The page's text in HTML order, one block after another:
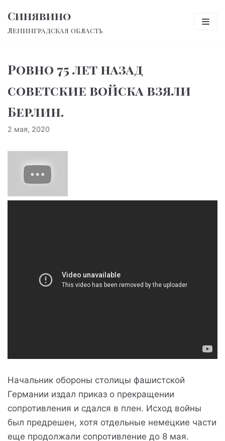
Перейти
к
Синявино
Ленинградская область
Ровно 75 лет назад
советские войска взяли
Берлин.
2 мая, 2020
Начальник обороны столицы фашистской
Германии издал приказ о прекращении
сопротивления и сдался в плен. Исход войны
был предрешен, хотя отдельные немецкие части
еще продолжали сопротивление до 8 мая.